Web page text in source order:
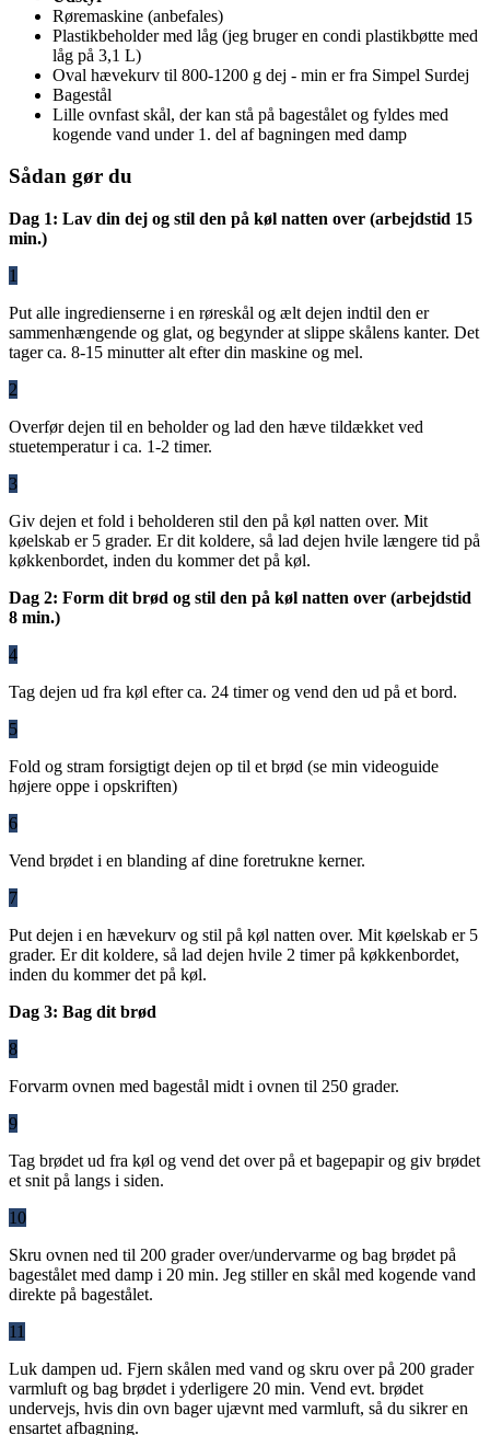
Røremaskine (anbefales)
Plastikbeholder med låg (jeg bruger en condi plastikbøtte med
låg på 3,1 L)
Oval hævekurv til 800-1200 g dej - min er fra Simpel Surdej
Bagestål
Lille ovnfast skål, der kan stå på bagestålet og fyldes med
kogende vand under 1. del af bagningen med damp
Sådan gør du
Dag 1: Lav din dej og stil den på køl natten over (arbejdstid 15
min.)
1
Put alle ingredienserne i en røreskål og ælt dejen indtil den er
sammenhængende og glat, og begynder at slippe skålens kanter. Det
tager ca. 8-15 minutter alt efter din maskine og mel.
2
Overfør dejen til en beholder og lad den hæve tildækket ved
stuetemperatur i ca. 1-2 timer.
3
Giv dejen et fold i beholderen stil den på køl natten over. Mit
køelskab er 5 grader. Er dit koldere, så lad dejen hvile længere tid på
køkkenbordet, inden du kommer det på køl.
Dag 2: Form dit brød og stil den på køl natten over (arbejdstid
8 min.)
4
Tag dejen ud fra køl efter ca. 24 timer og vend den ud på et bord.
5
Fold og stram forsigtigt dejen op til et brød (se min videoguide
højere oppe i opskriften)
6
Vend brødet i en blanding af dine foretrukne kerner.
7
Put dejen i en hævekurv og stil på køl natten over. Mit køelskab er 5
grader. Er dit koldere, så lad dejen hvile 2 timer på køkkenbordet,
inden du kommer det på køl.
Dag 3: Bag dit brød
8
Forvarm ovnen med bagestål midt i ovnen til 250 grader.
9
Tag brødet ud fra køl og vend det over på et bagepapir og giv brødet
et snit på langs i siden.
10
Skru ovnen ned til 200 grader over/undervarme og bag brødet på
bagestålet med damp i 20 min. Jeg stiller en skål med kogende vand
direkte på bagestålet.
11
Luk dampen ud. Fjern skålen med vand og skru over på 200 grader
varmluft og bag brødet i yderligere 20 min. Vend evt. brødet
undervejs, hvis din ovn bager ujævnt med varmluft, så du sikrer en
ensartet afbagning.